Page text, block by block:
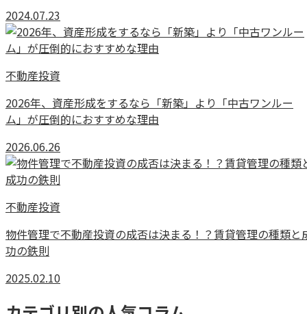
2024.07.23
不動産投資
2026年、資産形成をするなら「新築」より「中古ワンルー
ム」が圧倒的におすすめな理由
2026.06.26
不動産投資
物件管理で不動産投資の成否は決まる！？賃貸管理の種類と
功の鉄則
2025.02.10